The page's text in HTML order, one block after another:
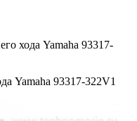
хода Yamaha 93317-
Yamaha 93317-322V1